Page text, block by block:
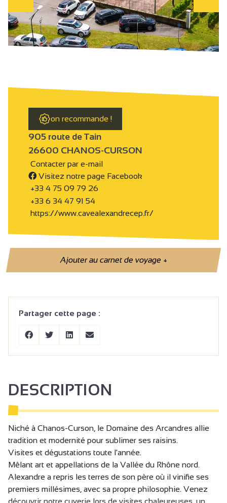
on recommande !
905 route de Tain
26600 CHANOS-CURSON
Contacter par e-mail
Visitez notre page Facebook
+33 4 75 09 79 26
+33 6 34 47 91 54
https://www.cavealexandrecep.fr/
Ajouter au carnet de voyage+
Partager cette page :
DESCRIPTION
Niché à Chanos-Curson, le Domaine des Arcandres allie
tradition et modernité pour sublimer ses raisins.
Visites et dégustations toute l'année.
Mêlant art et appellations de la Vallée du Rhône nord.
Alexandre a repris les terres de son père où il vinifie ses
premiers millésimes, avec sa propre philosophie. Venez